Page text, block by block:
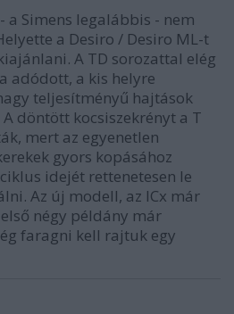
a Simens legalábbis - nem
a Desiro / Desiro ML-t
A TD sorozattal elég
adódott, a kis helyre
teljesítményű hajtások
döntött kocsiszekrényt a T
mert az egyenetlen
gyors kopásához
idejét rettenetesen le
Az új modell, az ICx már
négy példány már
faragni kell rajtuk egy